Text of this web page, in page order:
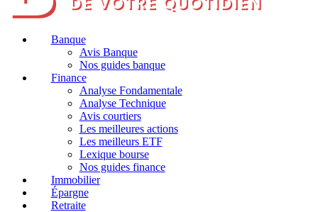
Banque
Avis Banque
Nos guides banque
Finance
Analyse Fondamentale
Analyse Technique
Avis courtiers
Les meilleures actions
Les meilleurs ETF
Lexique bourse
Nos guides finance
Immobilier
Épargne
Retraite